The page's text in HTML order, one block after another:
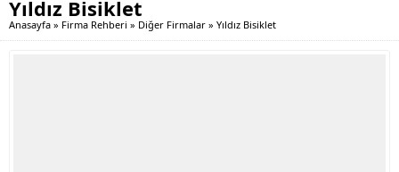
Yıldız Bisiklet
Anasayfa » Firma Rehberi » Diğer Firmalar » Yıldız Bisiklet